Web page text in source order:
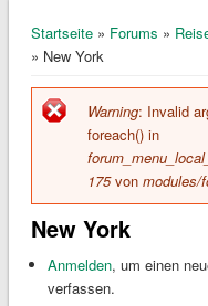
Sie sind hier
Startseite» Forums »
» New York
Warning: Invalid
foreach() in
175von modules/
New York
Anmelden, um einen
verfassen.